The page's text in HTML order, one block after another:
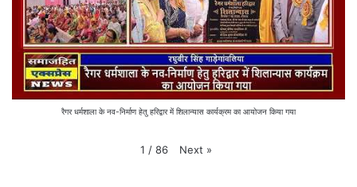
रैगर धर्मशाला के नव-निर्माण हेतु हरिद्वार में शिलान्यास कार्यक्रम का आयोजन किया गया
1 / 86 Next »